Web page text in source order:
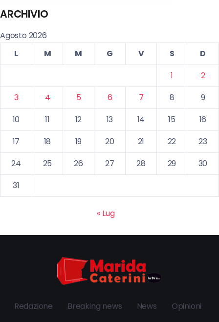
ARCHIVIO
Agosto 2026
L
M M G V S
D
1
2
3
4 5 6 7 8
9
10
11 12 13 14 15
16
17
18 19 20 21 22
23
24
25 26 27 28 29
30
31
« Lug
Redazione Breaking news News Opinioni